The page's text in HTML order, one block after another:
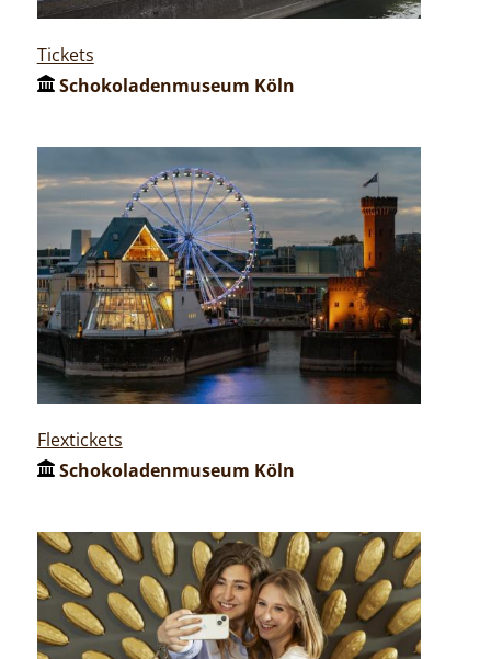
Tickets
Schokoladenmuseum Köln
Flextickets
Schokoladenmuseum Köln